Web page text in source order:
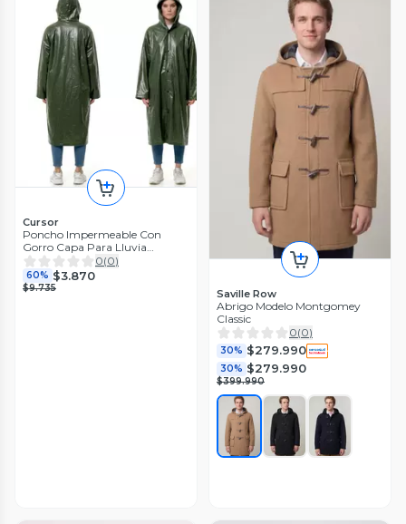
Cursor
Poncho Impermeable Con
Gorro Capa Para Lluvia
Reforzado
0(0)
60% $3.870
$9.735 Saville Row
Abrigo Modelo Montgomey
Classic
0(0)
30% $279.990
30% $279.990
$399.990